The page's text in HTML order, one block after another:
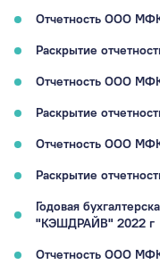
Отчетность ООО
Раскрытие
Отчетность ООО
Раскрытие
Отчетность ООО
Раскрытие
Годовая
"КЭШДРАЙВ" 2022 г
Отчетность ООО